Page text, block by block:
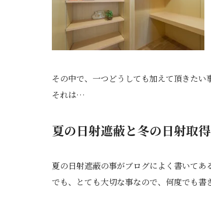
その中で、一つどうしても加えて頂きたい
それは…
夏の日射遮蔽と冬の日射取得
夏の日射遮蔽の事がブログによく書いてあ
でも、とても大切な事なので、何度でも書